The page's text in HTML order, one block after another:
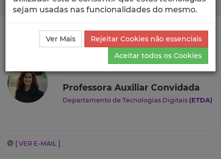
Ciência_Iscte Autores
Inês Vaz de Oliveira
Currículo
Inês Vaz de Oliveira
Professora Auxiliar Convidada
Departamento de Tecnologias Digitais (ETDA)
[ VER E-MAIL ]
sejam usadas nas funcionalidades do mesmo.
Ver Mais
Rejeitar Cookies não essenciais
Aceitar todos os Cookies